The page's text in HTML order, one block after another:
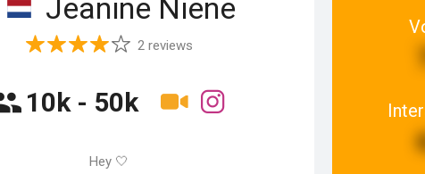
Jeanine Niene
2 reviews
10k - 50k
Hey 🤍